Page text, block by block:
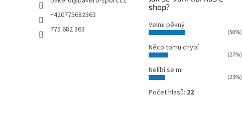
+420775682363
775 682 363
shop?
Velmi pěkný
(50%)
Něco tomu chybí
(27%)
Nelíbí se mi
(23%)
Počet hlasů: 22